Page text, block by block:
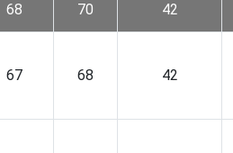
68 70 42
67 68 42